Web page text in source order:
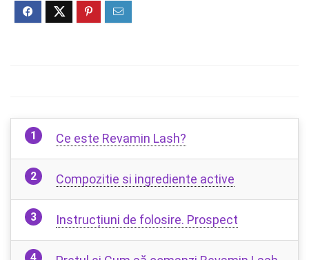
Ce este Revamin Lash?
Compozitie si ingrediente active
Instrucțiuni de folosire. Prospect